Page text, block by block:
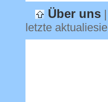
Über uns |
letzte